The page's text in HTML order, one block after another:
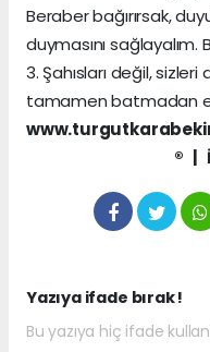
Beraber bağırırsak,
duymasını
3. Şahısları değil,
tamamen batmadan
®️ |
Yazıya ifade bırak !
Bu yazıya hiç ifade